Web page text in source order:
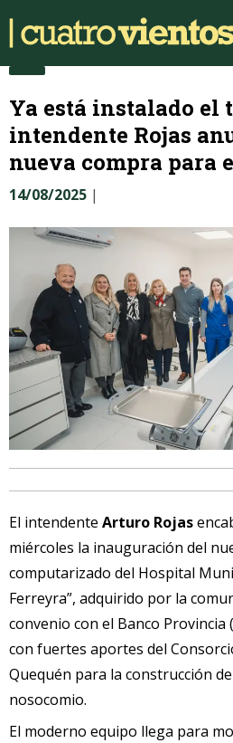
Ya está instalado el
intendente Rojas
nueva compra para
14/08/2025 |
El intendente Arturo Rojas
miércoles la inauguración del
computarizado del Hospital
Ferreyra”, adquirido por la
convenio con el Banco Provincia
con fuertes aportes del
Quequén para la construcción
nosocomio.
El moderno equipo llega para